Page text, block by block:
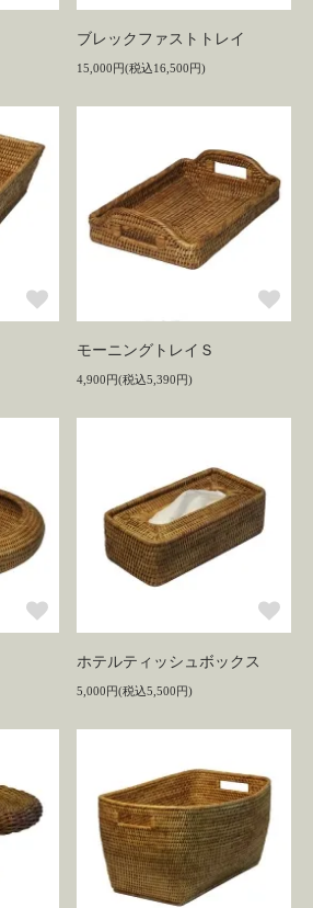
ブレックファストトレイ
15,000円(税込16,500円)
モーニングトレイＳ
4,900円(税込5,390円)
ホテルティッシュボックス
5,000円(税込5,500円)